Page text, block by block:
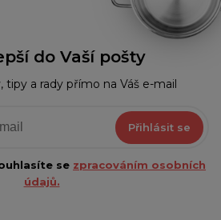
do Vaší pošty
tipy a rady přímo na Váš e-mail
Přihlásit se
se zpracováním osobních
údajů.